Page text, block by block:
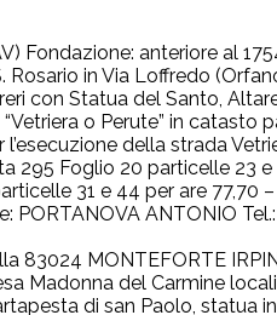
Fondazione: anteriore al
Rosario in Via Loffredo
con Statua del Santo,
o Perute” in catasto
della strada
295 Foglio 20 particelle 23 e
31 e 44 per are 77,70
PORTANOVA ANTONIO
83024 MONTEFORTE
Madonna del Carmine
di san Paolo, statua